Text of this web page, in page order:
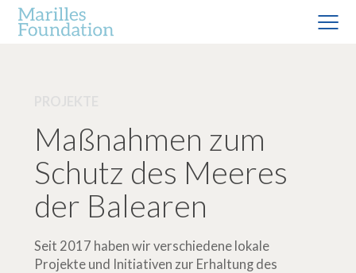
Maßnahmen zum
Schutz des Meeres
der Balearen
Seit 2017 haben wir verschiedene lokale
Projekte und Initiativen zur Erhaltung des